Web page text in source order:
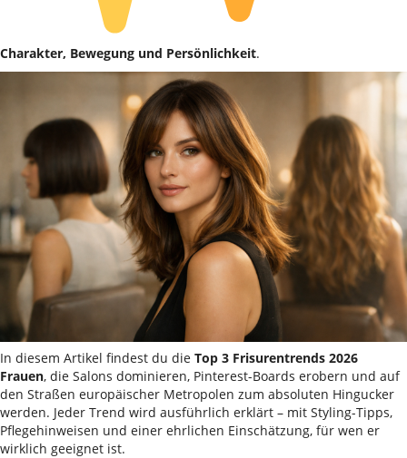
Charakter, Bewegung und Persönlichkeit.
In diesem Artikel findest du die Top 3 Frisurentrends 2026
Frauen, die Salons dominieren, Pinterest-Boards erobern und auf
den Straßen europäischer Metropolen zum absoluten Hingucker
werden. Jeder Trend wird ausführlich erklärt – mit Styling-Tipps,
Pflegehinweisen und einer ehrlichen Einschätzung, für wen er
wirklich geeignet ist.